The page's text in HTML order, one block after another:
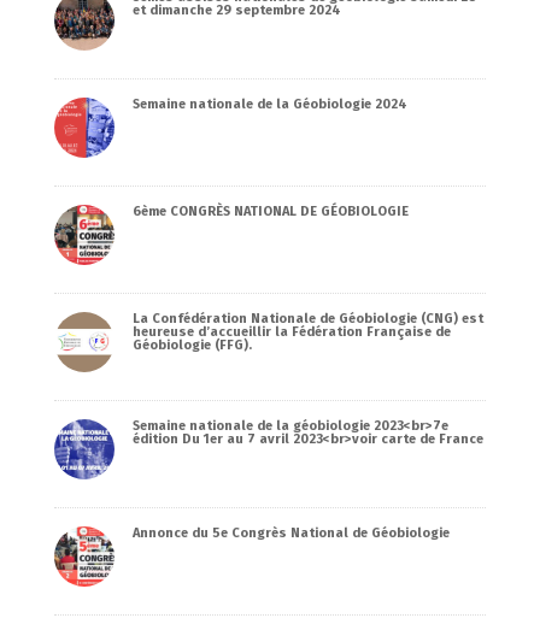
et dimanche 29 septembre 2024
Semaine nationale de la Géobiologie 2024
6ème CONGRÈS NATIONAL DE GÉOBIOLOGIE
La Confédération Nationale de Géobiologie (CNG) est
heureuse d’accueillir la Fédération Française de
Géobiologie (FFG).
Semaine nationale de la géobiologie 2023<br>7e
édition Du 1er au 7 avril 2023<br>voir carte de France
Annonce du 5e Congrès National de Géobiologie